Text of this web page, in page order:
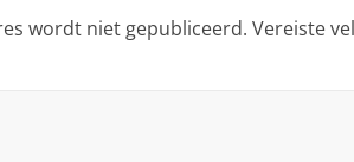
wordt niet gepubliceerd. Vereiste